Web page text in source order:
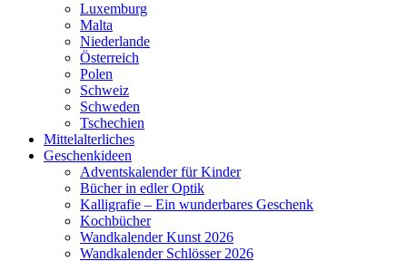
Luxemburg
Malta
Niederlande
Österreich
Polen
Schweiz
Schweden
Tschechien
Mittelalterliches
Geschenkideen
Adventskalender für Kinder
Bücher in edler Optik
Kalligrafie – Ein wunderbares Geschenk
Kochbücher
Wandkalender Kunst 2026
Wandkalender Schlösser 2026